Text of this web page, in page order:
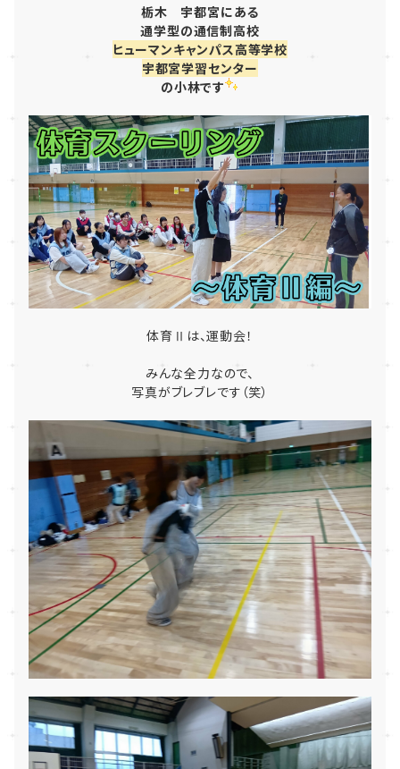
栃木 宇都宮にある
通学型の通信制高校
ヒューマンキャンパス高等学校
宇都宮学習センター
の小林です
体育Ⅱは、運動会！
みんな全力なので、
写真がブレブレです（笑）